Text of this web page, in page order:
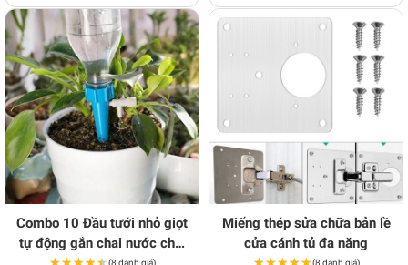
Combo 10 Đầu tưới nhỏ giọt
tự động gắn chai nước chai
(8 đánh giá)
Miếng thép sửa chữa bản lề
cửa cánh tủ đa năng
(8 đánh giá)